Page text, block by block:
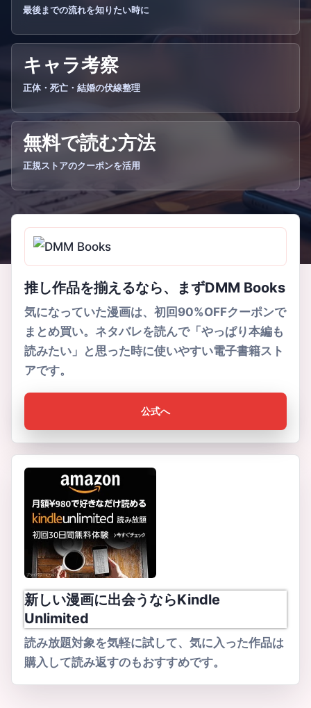
最後までの流れを知りたい時に
キャラ考察
正体・死亡・結婚の伏線整理
無料で読む方法
正規ストアのクーポンを活用
推し作品を揃えるなら、まずDMM Books
気になっていた漫画は、初回90%OFFクーポンで
まとめ買い。ネタバレを読んで「やっぱり本編も
読みたい」と思った時に使いやすい電子書籍スト
アです。
公式へ
新しい漫画に出会うならKindle
Unlimited
読み放題対象を気軽に試して、気に入った作品は
購入して読み返すのもおすすめです。